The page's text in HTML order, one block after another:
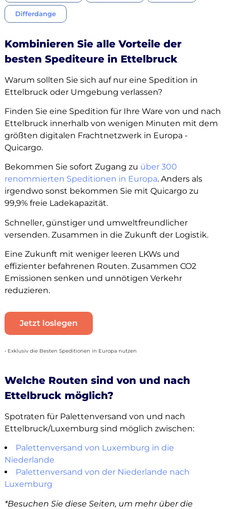
Differdange
Kombinieren Sie alle Vorteile der
besten Spediteure in Ettelbruck
Warum sollten Sie sich auf nur eine Spedition in
Ettelbruck oder Umgebung verlassen?
Finden Sie eine Spedition für Ihre Ware von und nach
Ettelbruck innerhalb von wenigen Minuten mit dem
größten digitalen Frachtnetzwerk in Europa -
Quicargo.
Bekommen Sie sofort Zugang zu über 300
renommierten Speditionen in Europa. Anders als
irgendwo sonst bekommen Sie mit Quicargo zu
99,9% freie Ladekapazität.
Schneller, günstiger und umweltfreundlicher
versenden. Zusammen in die Zukunft der Logistik.
Eine Zukunft mit weniger leeren LKWs und
effizienter befahrenen Routen. Zusammen CO2
Emissionen senken und unnötigen Verkehr
reduzieren.
Jetzt loslegen
• Exklusiv die Besten Speditionen in Europa nutzen
Welche Routen sind von und nach
Ettelbruck möglich?
Spotraten für Palettenversand von und nach
Ettelbruck/Luxemburg sind möglich zwischen:
Palettenversand von Luxemburg in die
Niederlande
Palettenversand von der Niederlande nach
Luxemburg
*Besuchen Sie diese Seiten, um mehr über die